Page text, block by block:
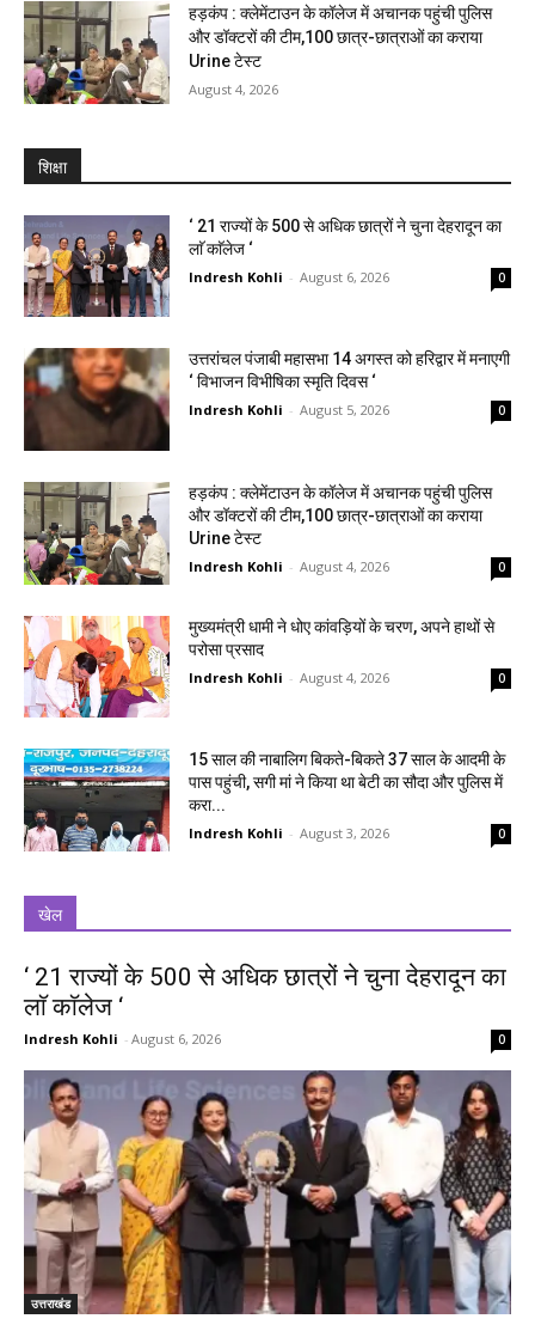
हड़कंप : क्लेमेंटाउन के कॉलेज में अचानक पहुंची पुलिस
और डॉक्टरों की टीम,100 छात्र-छात्राओं का कराया
Urine टेस्ट
August 4, 2026
शिक्षा
‘ 21 राज्यों के 500 से अधिक छात्रों ने चुना देहरादून का
लाॅ काॅलेज ‘
Indresh Kohli - August 6, 2026 0
उत्तरांचल पंजाबी महासभा 14 अगस्त को हरिद्वार में मनाएगी
‘ विभाजन विभीषिका स्मृति दिवस ‘
Indresh Kohli - August 5, 2026 0
हड़कंप : क्लेमेंटाउन के कॉलेज में अचानक पहुंची पुलिस
और डॉक्टरों की टीम,100 छात्र-छात्राओं का कराया
Urine टेस्ट
Indresh Kohli - August 4, 2026 0
मुख्यमंत्री धामी ने धोए कांवड़ियों के चरण, अपने हाथों से
परोसा प्रसाद
Indresh Kohli - August 4, 2026 0
15 साल की नाबालिग बिकते-बिकते 37 साल के आदमी के
पास पहुंची, सगी मां ने किया था बेटी का सौदा और पुलिस में
करा...
Indresh Kohli - August 3, 2026 0
खेल
‘ 21 राज्यों के 500 से अधिक छात्रों ने चुना देहरादून का
लाॅ काॅलेज ‘
Indresh Kohli - August 6, 2026 0
उत्तराखंड